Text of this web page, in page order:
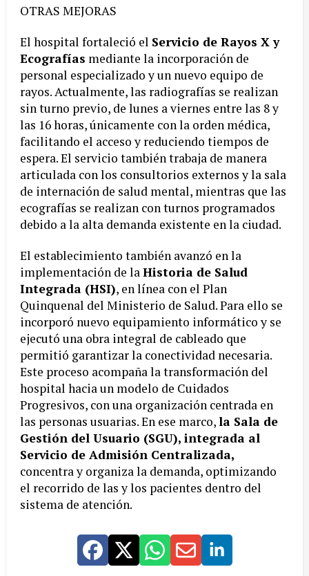
OTRAS MEJORAS
El hospital fortaleció el Servicio de Rayos X y
Ecografías mediante la incorporación de
personal especializado y un nuevo equipo de
rayos. Actualmente, las radiografías se realizan
sin turno previo, de lunes a viernes entre las 8 y
las 16 horas, únicamente con la orden médica,
facilitando el acceso y reduciendo tiempos de
espera. El servicio también trabaja de manera
articulada con los consultorios externos y la sala
de internación de salud mental, mientras que las
ecografías se realizan con turnos programados
debido a la alta demanda existente en la ciudad.
El establecimiento también avanzó en la
implementación de laHistoria de Salud
Integrada (HSI), en línea con el Plan
Quinquenal del Ministerio de Salud. Para ello se
incorporó nuevo equipamiento informático y se
ejecutó una obra integral de cableado que
permitió garantizar la conectividad necesaria.
Este proceso acompaña la transformación del
hospital hacia un modelo de Cuidados
Progresivos, con una organización centrada en
las personas usuarias. En ese marco,la Sala de
Gestión del Usuario (SGU), integrada al
Servicio de Admisión Centralizada,
concentra y organiza la demanda, optimizando
el recorrido de las y los pacientes dentro del
sistema de atención.